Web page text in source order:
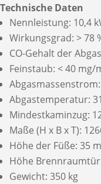
Technische Daten
Nennleistung: 10,4
Wirkungsgrad: > 78
CO-Gehalt der
Feinstaub: < 40 mg/
Abgastemperatur:
Mindestkaminzug:
Maße (H x B x T):
Höhe der Füße: 35
Höhe
Gewicht: 350 kg